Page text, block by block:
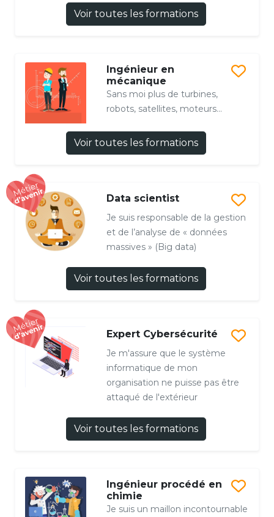
Voir toutes les formations
Ingénieur en
mécanique
Sans moi plus de turbines,
robots, satellites, moteurs...
Voir toutes les formations
Data scientist
Je suis responsable de la gestion
et de l’analyse de « données
massives » (Big data)
Voir toutes les formations
Expert Cybersécurité
Je m'assure que le système
informatique de mon
organisation ne puisse pas être
attaqué de l'extérieur
Voir toutes les formations
Ingénieur procédé en
chimie
Je suis un maillon incontournable